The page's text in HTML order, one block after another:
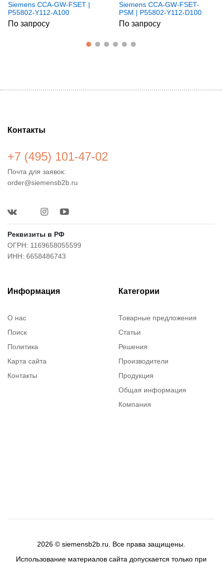
Siemens CCA-GW-FSET |
P55802-Y112-A100
По запросу
Siemens CCA-GW-FSET-
PSM | P55802-Y112-D100
По запросу
Контакты
+7 (495) 101-47-02
Почта для заявок:
order@siemensb2b.ru
Реквизиты в РФ
ОГРН: 1169658055599
ИНН: 6658486743
Информация
О нас
Поиск
Политика
Карта сайта
Контакты
Категории
Товарные предложения
Статьи
Решения
Производители
Продукция
Общая информация
Компания
2026 © siemensb2b.ru. Все права защищены.
Использование материалов сайта допускается только при